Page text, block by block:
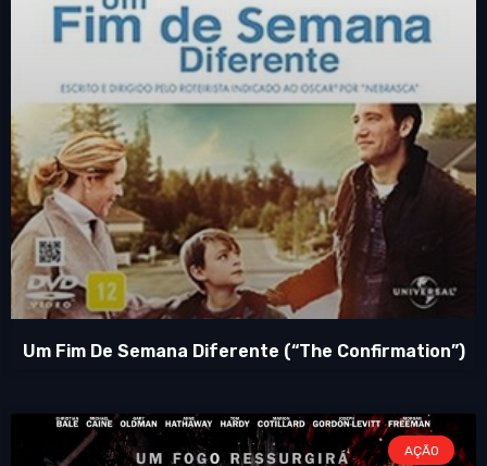
Um Fim De Semana Diferente (“The Confirmation”)
AÇÃO